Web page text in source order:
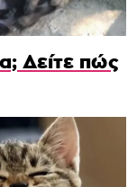
Δείτε πώς